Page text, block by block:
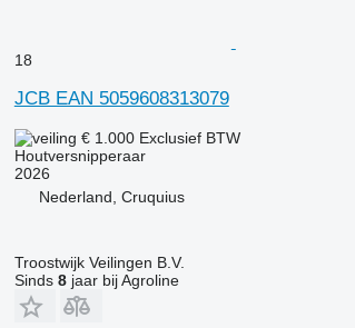
18
JCB EAN 5059608313079
€ 1.000 Exclusief BTW
Houtversnipperaar
2026
Nederland, Cruquius
Troostwijk Veilingen B.V.
Sinds 8jaar bij Agroline